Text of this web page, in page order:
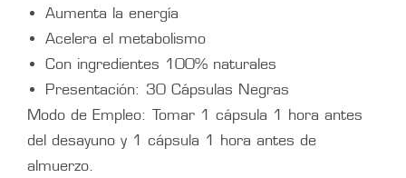
Aumenta la energía
Acelera el metabolismo
Con ingredientes 100% naturales
Presentación: 30 Cápsulas Negras
Modo de Empleo: Tomar 1 cápsula 1 hora antes
del desayuno y 1 cápsula 1 hora antes de
almuerzo.